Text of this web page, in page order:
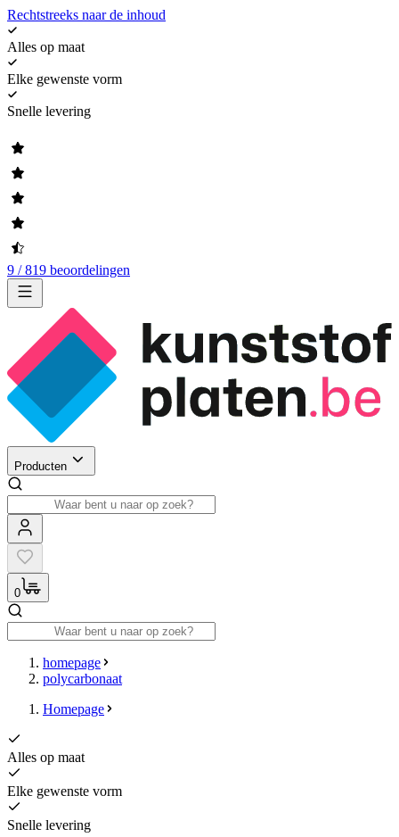
Rechtstreeks naar de inhoud
Alles op maat
Elke gewenste vorm
Snelle levering
9 / 819 beoordelingen
Producten
0
homepage
polycarbonaat
Homepage
Alles op maat
Elke gewenste vorm
Snelle levering